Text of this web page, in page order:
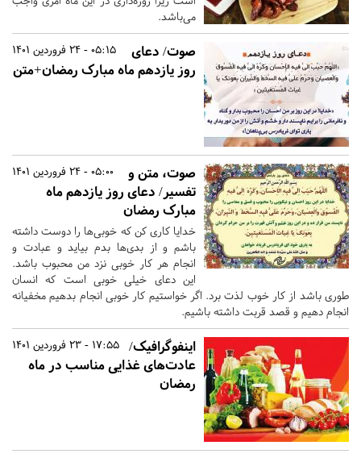
می‌باشد.
05:15 - 24 فروردین 1401
صوت/ دعای
روز یازدهم ماه مبارک رمضان+متن
05:00 - 24 فروردین 1401
صوت، متن و
تفسیر/ دعای روز یازدهم ماه
مبارک رمضان
خدایا کاری کن که خوبی‌ها را دوست داشته
باشم و از بدی‌ها بدم بیاید و عبادت و
انجام هر کار خوبی نزد من محبوب باشد.
این دعای خیلی خوبی است که انسان
طوری باشد از کار خوب لذت برد. اگر خواستیم کار خوبی انجام بدهیم مخفیانه
انجام دهیم و قصد قربت داشته باشیم.
17:55 - 23 فروردین 1401
اینفوگرافیک/
عادت‌های غذایی مناسب در ماه
رمضان